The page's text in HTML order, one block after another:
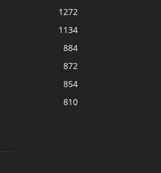
1272
1134
884
872
854
810